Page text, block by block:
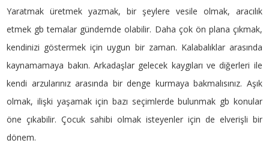
Yaratmak üretmek yazmak, bir şeylere vesile olmak, aracılık
etmek gb temalar gündemde olabilir. Daha çok ön plana çıkmak,
kendinizi göstermek için uygun bir zaman. Kalabalıklar arasında
kaynamamaya bakın. Arkadaşlar gelecek kaygıları ve diğerleri ile
kendi arzularınız arasında bir denge kurmaya bakmalısınız. Aşık
olmak, ilişki yaşamak için bazı seçimlerde bulunmak gb konular
öne çıkabilir. Çocuk sahibi olmak isteyenler için de elverişli bir
dönem.